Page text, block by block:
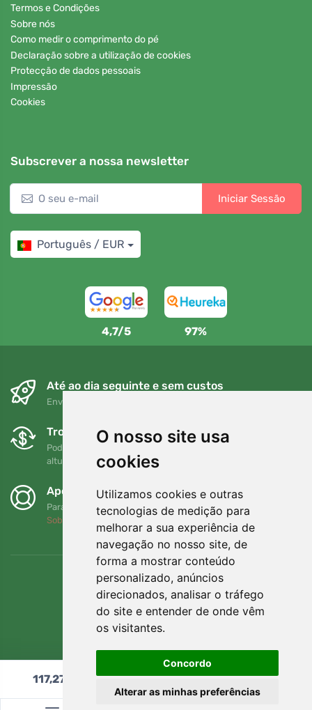
O nosso site usa
cookies
Utilizamos cookies e outras
tecnologias de medição para
melhorar a sua experiência de
navegação no nosso site, de
forma a mostrar conteúdo
personalizado, anúncios
direcionados, analisar o tráfego
do site e entender de onde vêm
os visitantes.
Concordo
Alterar as minhas preferências
Termos e Condições
Sobre nós
Como medir o comprimento do pé
Declaração sobre a utilização de cookies
Protecção de dados pessoais
Impressão
Cookies
Subscrever a nossa newsletter
Iniciar Sessão
Português / EUR
4,7/5 97%
Até ao dia seguinte e sem custos
Envio gratuito para encomendas superiores a 80 EUR
Trocas e devoluções gratuitas
Pode devolver ou trocar a sua encomenda em qualquer
altura no prazo de 90 dias
Apoiamos a Trees.org
Para cada encomenda plantamos uma árvore! Leia mais
Sobre nós
117,27 Adicionar ao carrinho